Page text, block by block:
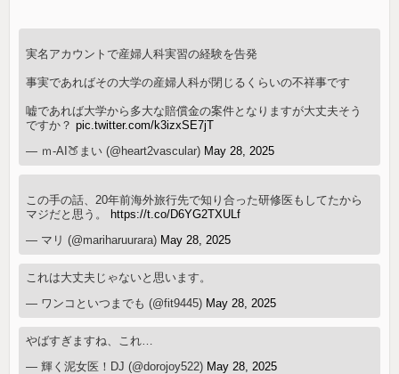
実名アカウントで産婦人科実習の経験を告発
事実であればその大学の産婦人科が閉じるくらいの不祥事です
嘘であれば大学から多大な賠償金の案件となりますが大丈夫そう
ですか？pic.twitter.com/k3izxSE7jT
— ｍ-AI🍑まい (@heart2vascular) May 28, 2025
この手の話、20年前海外旅行先で知り合った研修医もしてたから
マジだと思う。 https://t.co/D6YG2TXULf
— マリ (@mariharuurara) May 28, 2025
これは大丈夫じゃないと思います。
— ワンコといつまでも (@fit9445) May 28, 2025
やばすぎますね、これ…
— 輝く泥女医！DJ (@dorojoy522) May 28, 2025